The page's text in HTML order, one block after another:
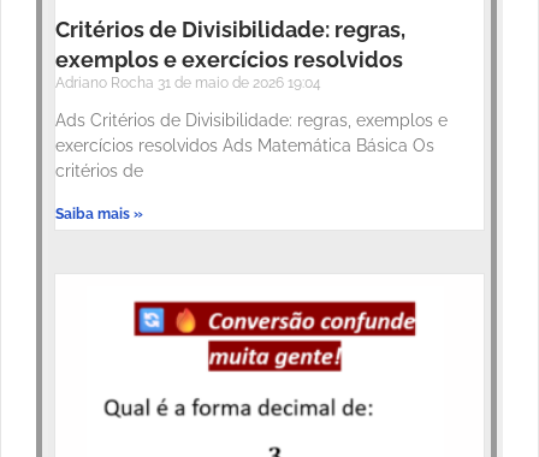
Critérios de Divisibilidade: regras,
exemplos e exercícios resolvidos
Adriano Rocha 31 de maio de 2026 19:04
Ads Critérios de Divisibilidade: regras, exemplos e
exercícios resolvidos Ads Matemática Básica Os
critérios de
Saiba mais »